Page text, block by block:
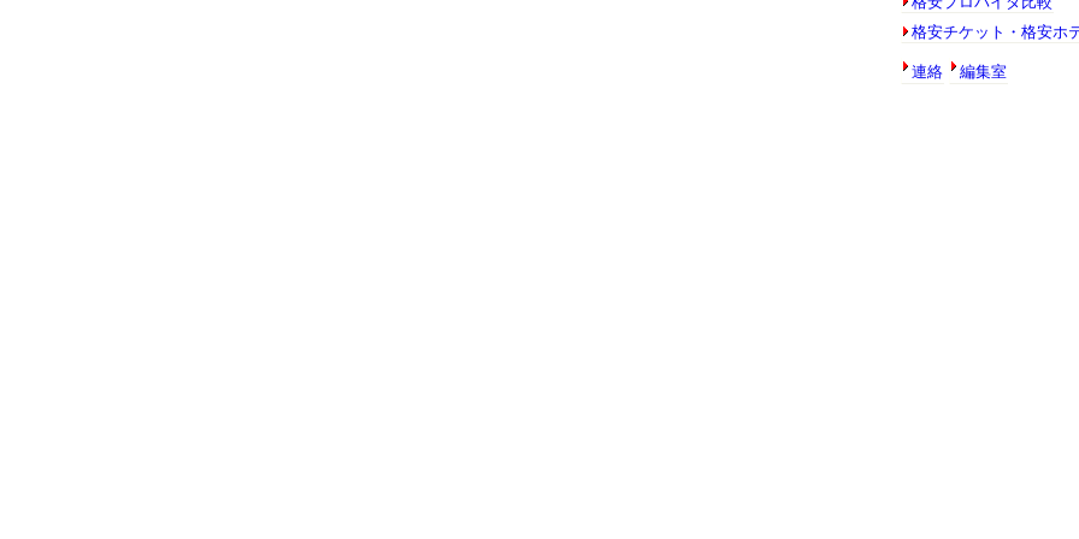
格安チケット・格安ホ
連絡 編集室